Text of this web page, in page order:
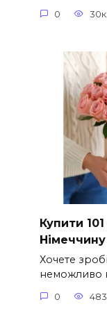
0 30к.
Купити
Хочете
неможливо
0 483